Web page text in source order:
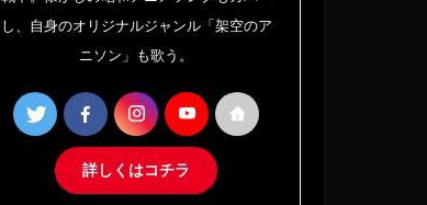
し、自身のオリジナルジャンル「架空のア
ニソン」も歌う。
詳しくはコチラ